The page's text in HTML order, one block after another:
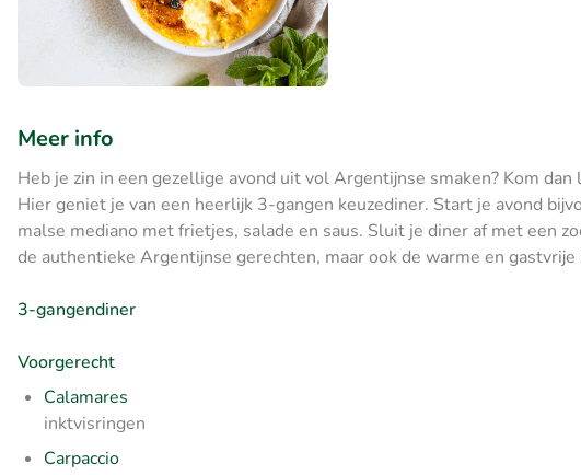
Meer info
Heb je zin in een gezellige avond uit vol Argentijnse smaken? Kom
Hier geniet je van een heerlijk 3-gangen keuzediner. Start je avond
malse mediano met frietjes, salade en saus. Sluit je diner af met een
de authentieke Argentijnse gerechten, maar ook de warme en gastvrije
3-gangendiner
Voorgerecht
Calamares
inktvisringen
Carpaccio